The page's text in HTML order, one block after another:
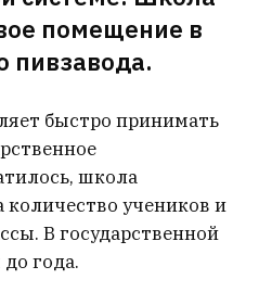
помещение в
пивзавода.
быстро принимать
школа
количество учеников и
В государственной
года.